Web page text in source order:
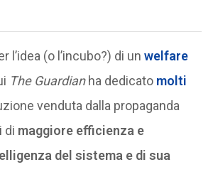
l’idea (o l’incubo?) di un welfare
The Guardianha dedicatomolti
venduta dalla propaganda
di maggiore efficienza e
del sistema e di sua